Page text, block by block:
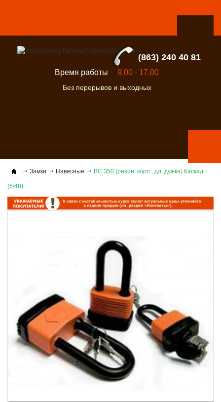
(863) 240 40 81
Время работы 9.00 - 17.00
Без перерывов и выходных
Замки Навесные ВС 350 (резин. корп., дл. дужка) Каскад
(6/48)